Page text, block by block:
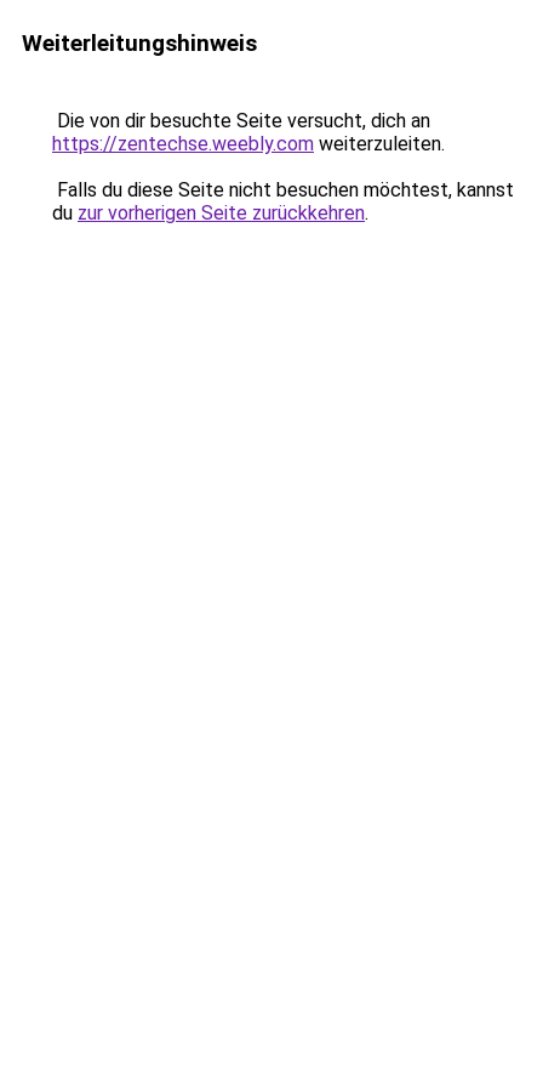
Weiterleitungshinweis
Die von dir besuchte Seite versucht, dich an
https://zentechse.weebly.com weiterzuleiten.
Falls du diese Seite nicht besuchen möchtest, kannst
du zur vorherigen Seite zurückkehren.